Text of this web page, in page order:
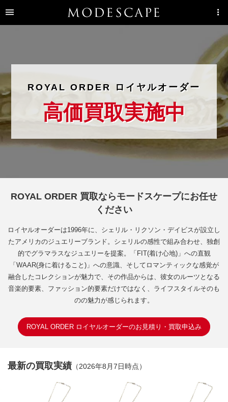
ROYAL ORDER ロイヤルオーダー
高価買取実施中
ROYAL ORDER 買取ならモードスケープにお任せ
ください
ロイヤルオーダーは1996年に、シェリル・リクソン・デイビスが設立し
たアメリカのジュエリーブランド。シェリルの感性で組み合わせ、独創
的でグラマラスなジュエリーを提案。「FIT(着け心地)」への直観
「WAAR(身に着けること)」への意識、そしてロマンティックな感覚が
融合したコレクションが魅力で、その作品からは、彼女のルーツとなる
音楽的要素、ファッション的要素だけではなく、ライフスタイルそのも
のの魅力が感じられます。
ROYAL ORDER ロイヤルオーダーのお見積り・買取申込み
最新の買取実績 （2026年8月7日時点）